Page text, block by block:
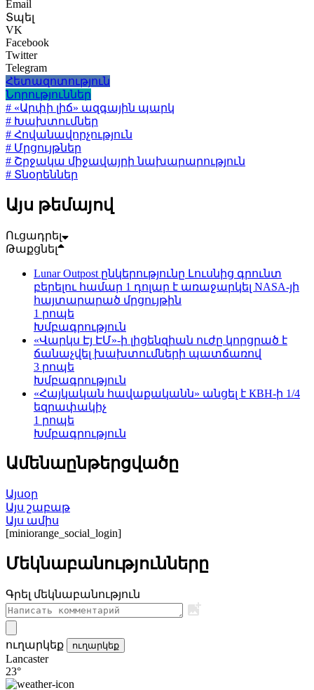
Email
Տպել
VK
Facebook
Twitter
Telegram
Հետազոտություն
Նորություններ
# «Արփի լիճ» ազգային պարկ
# Խախտումներ
# Հովանավորչություն
# Մրցույթներ
# Շրջակա միջավայրի նախարարություն
# Տնօրեններ
Այս թեմայով
Ուցադրել
Թաքցնել
Lunar Outpost ընկերությունը Լուսնից գրունտ
բերելու համար 1 դոլար է առաջարկել NASA-յի
հայտարարած մրցույթին
1 րոպե
Խմբագրություն
«Վարկս Էյ ԷՄ»-ի լիցենզիան ուժը կորցրած է
ճանաչվել խախտումների պատճառով
3 րոպե
Խմբագրություն
«Հայկական հավաքականն» անցել է КВН-ի 1/4
եզրափակիչ
1 րոպե
Խմբագրություն
Ամենաընթերցվածը
Այսօր
Այս շաբաթ
Այս ամիս
[miniorange_social_login]
Մեկնաբանությունները
Գրել մեկնաբանություն
ուղարկեք ուղարկեք
Lancaster
23°